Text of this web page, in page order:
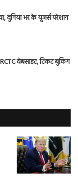
भर के यूजर्स परेशान
वेबसाइट, टिकट बुकिंग